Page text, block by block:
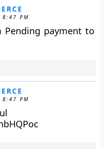
8:47 PM
Pending payment to
8:47 PM